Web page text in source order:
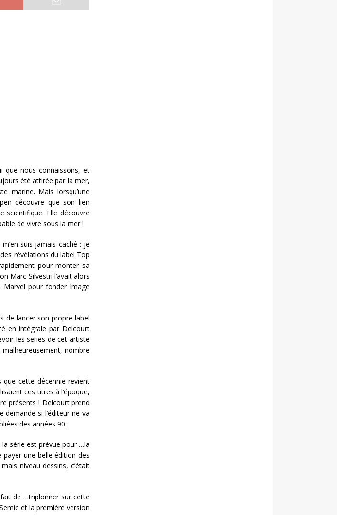
que nous connaissons, et
été attirée par la mer,
marine. Mais lorsqu’une
découvre que son lien
scientifique. Elle découvre
de vivre sous la mer !
suis jamais caché : je
révélations du label Top
pour monter sa
Marc Silvestri l’avait alors
Marvel pour fonder Image
de lancer son propre label
en intégrale par Delcourt
les séries de cet artiste
nombre
que cette décennie revient
ces titres à l’époque,
présents ! Delcourt prend
demande si l’éditeur ne va
des années 90.
série est prévue pour …la
une belle édition des
niveau dessins, c’était
de …triplonner sur cette
et la première version